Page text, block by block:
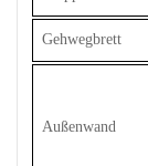
Gehwegbrett
Außenwand